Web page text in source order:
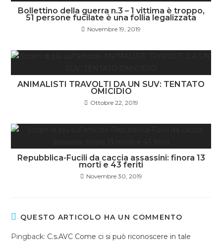
Bollettino della guerra n.3 – 1 vittima è troppo,
51 persone fucilate è una follia legalizzata
Novembre 19, 2019
ANIMALISTI TRAVOLTI DA UN SUV: TENTATO
OMICIDIO
Ottobre 22, 2019
Repubblica-Fucili da caccia assassini: finora 13
morti e 43 feriti
Novembre 30, 2019
QUESTO ARTICOLO HA UN COMMENTO
Pingback: C.s.AVC Come ci si può riconoscere in tale